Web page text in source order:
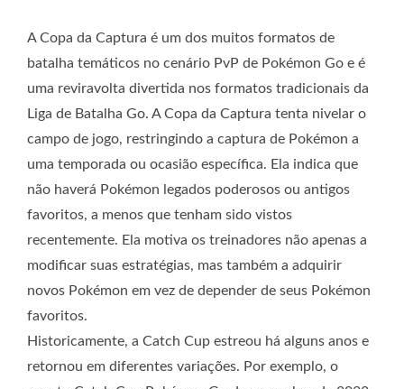
A Copa da Captura é um dos muitos formatos de
batalha temáticos no cenário PvP de Pokémon Go e é
uma reviravolta divertida nos formatos tradicionais da
Liga de Batalha Go. A Copa da Captura tenta nivelar o
campo de jogo, restringindo a captura de Pokémon a
uma temporada ou ocasião específica. Ela indica que
não haverá Pokémon legados poderosos ou antigos
favoritos, a menos que tenham sido vistos
recentemente. Ela motiva os treinadores não apenas a
modificar suas estratégias, mas também a adquirir
novos Pokémon em vez de depender de seus Pokémon
favoritos.
Historicamente, a Catch Cup estreou há alguns anos e
retornou em diferentes variações. Por exemplo, o